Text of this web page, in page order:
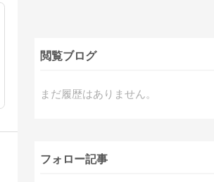
閲覧ブログ
まだ履歴はありません。
フォロー記事